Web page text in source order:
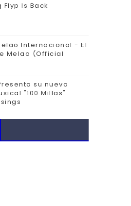
Flyp Is Back
Internacional - El
Melao (Official
su nuevo
"100 Millas"